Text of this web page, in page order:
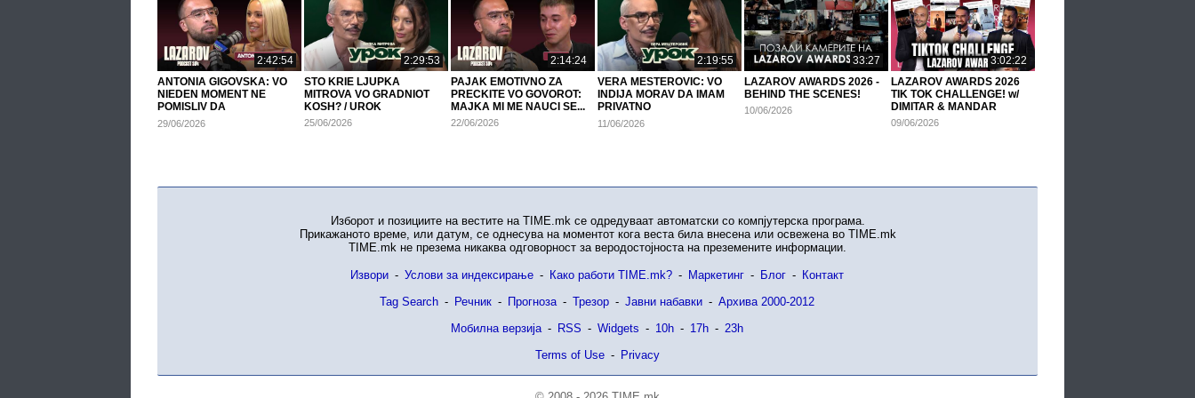
2:42:54
ANTONIA GIGOVSKA: VO
NIEDEN MOMENT NE
POMISLIV DA
ABORTIRAM...
29/06/2026
2:29:53
STO KRIE LJUPKA
MITROVA VO GRADNIOT
KOSH? / UROK
25/06/2026
2:14:24
PAJAK EMOTIVNO ZA
PRECKITE VO GOVOROT:
MAJKA MI ME NAUCI SE...
22/06/2026
2:19:55
VERA MESTEROVIC: VO
INDIJA MORAV DA IMAM
PRIVATNO
OBEZBEDUVANJE..
11/06/2026
33:27
LAZAROV AWARDS 2026 -
BEHIND THE SCENES!
10/06/2026
3:02:22
LAZAROV AWARDS 2026
TIK TOK CHALLENGE! w/
DIMITAR & MANDAR
09/06/2026
Изборот и позициите на вестите на TIME.mk се одредуваат автоматски со компјутерска програма.
Прикажаното време, или датум, се однесува на моментот кога веста била внесена или освежена во TIME.mk
TIME.mk не презема никаква одговорност за веродостојноста на преземените информации.
Извори - Услови за индексирање - Како работи TIME.mk? - Маркетинг - Блог - Контакт
Tag Search - Речник - Прогноза - Трезор - Јавни набавки - Архива 2000-2012
Мобилна верзија - RSS - Widgets - 10h - 17h - 23h
Terms of Use - Privacy